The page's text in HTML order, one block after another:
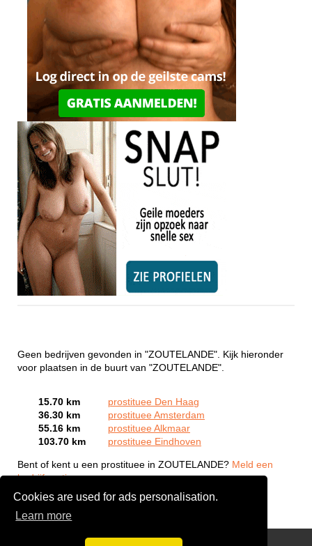
Cookies are used for ads personalisation.
Learn more
Geen bedrijven gevonden in "ZOUTELANDE". Kijk hieronder
voor plaatsen in de buurt van "ZOUTELANDE".
15.70 km
prostituee Den Haag
36.30 km
prostituee Amsterdam
55.16 km
prostituee Alkmaar
103.70 km
prostituee Eindhoven
Bent of kent u een prostituee in ZOUTELANDE? Meld een
bedrijf gratis aan